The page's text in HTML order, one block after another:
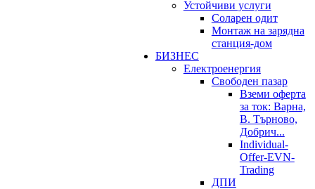
Устойчиви услуги
Соларен одит
Монтаж на зарядна
станция-дом
БИЗНЕС
Електроенергия
Свободен пазар
Вземи оферта
за ток: Варна,
В. Търново,
Добрич...
Individual-
Offer-EVN-
Trading
ДПИ